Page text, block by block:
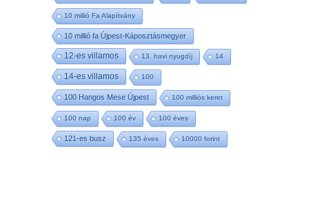
10 millió Fa Alapítvány
10 millió fa Újpest-Káposztásmegyer
12-es villamos 13. havi nyugdíj 14
14-es villamos 100
100 Hangos Mese Újpest 100 milliós keret
100 nap 100 év 100 éves
121-es busz 135 éves 10000 forint